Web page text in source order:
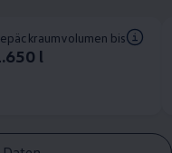
bis
l